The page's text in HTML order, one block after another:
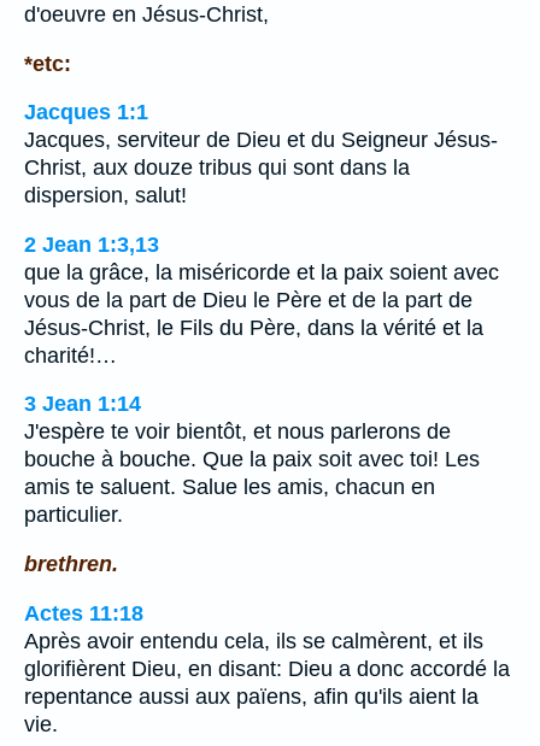
d'oeuvre en Jésus-Christ,
*etc:
Jacques 1:1
Jacques, serviteur de Dieu et du Seigneur Jésus-
Christ, aux douze tribus qui sont dans la
dispersion, salut!
2 Jean 1:3,13
que la grâce, la miséricorde et la paix soient avec
vous de la part de Dieu le Père et de la part de
Jésus-Christ, le Fils du Père, dans la vérité et la
charité!…
3 Jean 1:14
J'espère te voir bientôt, et nous parlerons de
bouche à bouche. Que la paix soit avec toi! Les
amis te saluent. Salue les amis, chacun en
particulier.
brethren.
Actes 11:18
Après avoir entendu cela, ils se calmèrent, et ils
glorifièrent Dieu, en disant: Dieu a donc accordé la
repentance aussi aux païens, afin qu'ils aient la
vie.